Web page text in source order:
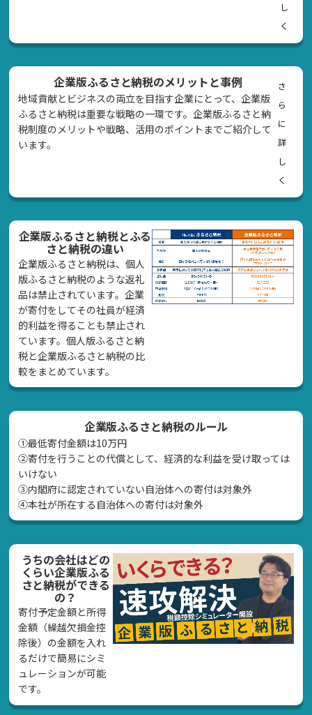
し
く
企業版ふるさと納税のメリットと事例
地域貢献とビジネスの両立を目指す企業にとって、企業版
ふるさと納税は重要な戦略の一環です。企業版ふるさと納
税制度のメリットや戦略、活用のポイントまでご紹介して
います。
さ
ら
に
詳
し
く
企業版ふるさと納税とふる
さと納税の違い
企業版ふるさと納税は、個人
版ふるさと納税のような返礼
品は禁止されています。企業
が寄付をしてその社員が経済
的利益を得ることも禁止され
ています。個人版ふるさと納
税と企業版ふるさと納税の比
較をまとめています。
企業版ふるさと納税のルール
①最低寄付金額は10万円
②寄付を行うことの代償として、経済的な利益を受け取っては
いけない
➂内閣府に認定されていない自治体への寄付は対象外
④本社が所在する自治体への寄付は対象外
うちの会社はどの
くらい企業版ふる
さと納税ができる
の？
寄付予定金額と所得
金額（繰越欠損金控
除後）の金額を入れ
るだけで簡易にシミ
ュレーションが可能
です。